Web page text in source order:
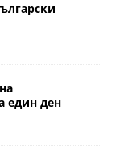
един ден